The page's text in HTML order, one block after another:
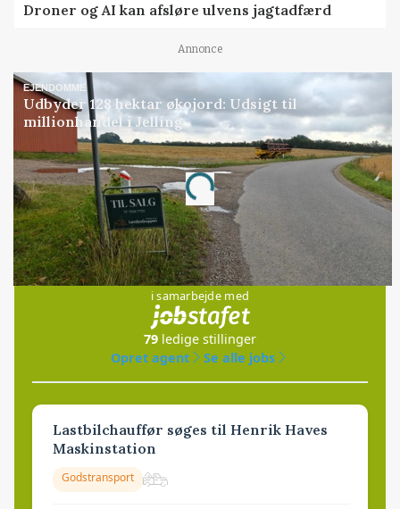
Droner og AI kan afsløre ulvens jagtadfærd
Annonce
EJENDOMME
Udbyder 128 hektar økojord: Udsigt til
millionhandel i Jelling
Annonce
Loading...
Jobs
i samarbejde med
79 ledige stillinger
Opret agent
Se alle jobs
Lastbilchauffør søges til Henrik Haves
Maskinstation
Godstransport